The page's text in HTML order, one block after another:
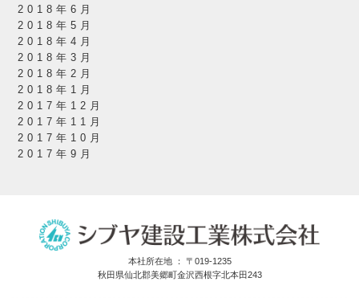
2018年6月
2018年5月
2018年4月
2018年3月
2018年2月
2018年1月
2017年12月
2017年11月
2017年10月
2017年9月
本社所在地 ： 〒019-1235
秋田県仙北郡美郷町金沢西根字北本田243